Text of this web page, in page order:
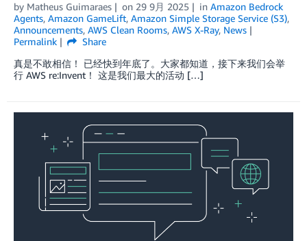
by Matheus Guimaraes on 29 9月 2025 in Amazon Bedrock
Agents, Amazon GameLift, Amazon Simple Storage Service (S3),
Announcements, AWS Clean Rooms, AWS X-Ray, News
Permalink
Share
真是不敢相信！ 已经快到年底了。大家都知道，接下来我们会举
行 AWS re:Invent！ 这是我们最大的活动 […]